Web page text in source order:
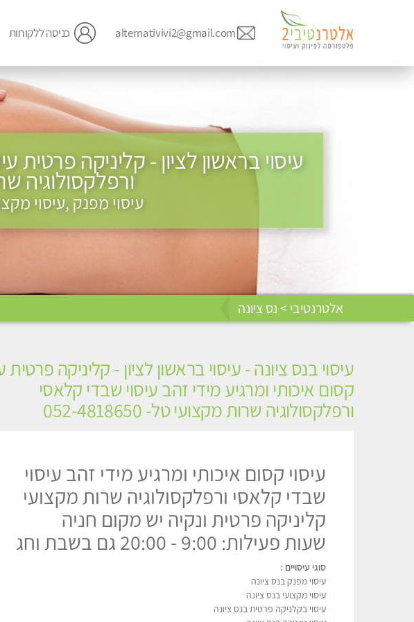
alternativivi2@gmail.com כניסה ללקוחות
עיסוי בראשון לציון - קליניקה פרטית
ורפלקסולוגיה שרות
עיסוי מפנק ,עיסוי
אלטרנטיבי > נס ציונה
עיסוי בנס ציונה - עיסוי בראשון לציון - קליניקה פרטית
קסום איכותי ומרגיע מידי זהב עיסוי שבדי קלאסי
ורפלקסולוגיה שרות מקצועי טל- 052-4818650
עיסוי קסום איכותי ומרגיע מידי זהב עיסוי
שבדי קלאסי ורפלקסולוגיה שרות מקצועי
קליניקה פרטית ונקיה יש מקום חניה
שעות פעילות: 9:00 - 20:00 גם בשבת וחג
סוגי עיסויים :
עיסוי מפנק בנס ציונה
עיסוי מקצועי בנס ציונה
עיסוי בקלניקה פרטית בנס ציונה